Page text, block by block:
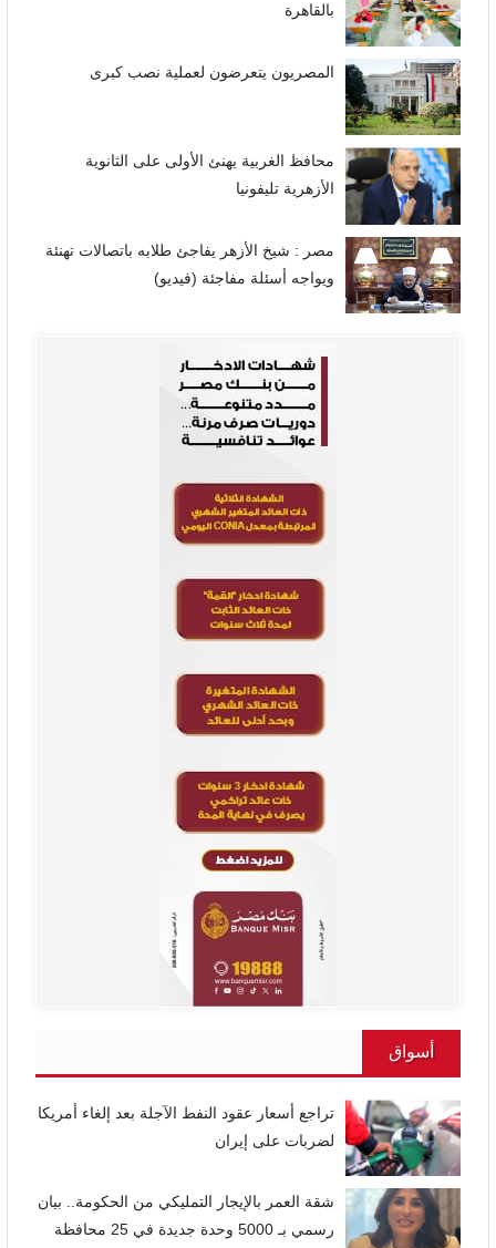
بالقاهرة
المصريون يتعرضون لعملية نصب كبرى
محافظ الغربية يهنئ الأولى على الثانوية
الأزهرية تليفونيا
مصر : شيخ الأزهر يفاجئ طلابه باتصالات تهنئة
ويواجه أسئلة مفاجئة (فيديو)
أسواق
تراجع أسعار عقود النفط الآجلة بعد إلغاء أمريكا
لضربات على إيران
شقة العمر بالإيجار التمليكي من الحكومة.. بيان
رسمي بـ 5000 وحدة جديدة في 25 محافظة